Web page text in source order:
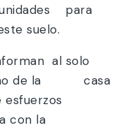
para
suelo.
al solo
de la casa
esfuerzos
con la